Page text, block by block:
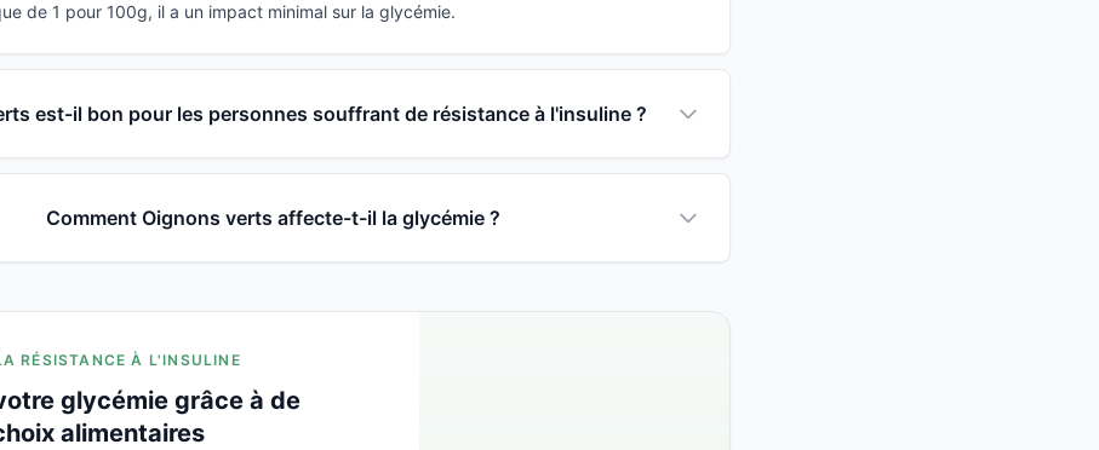
de 1 pour 100g, il a un impact minimal sur la glycémie.
est-il bon pour les personnes souffrant de résistance à l'insuline ?
Comment Oignons verts affecte-t-il la glycémie ?
RÉSISTANCE À L'INSULINE
glycémie grâce à de
alimentaires